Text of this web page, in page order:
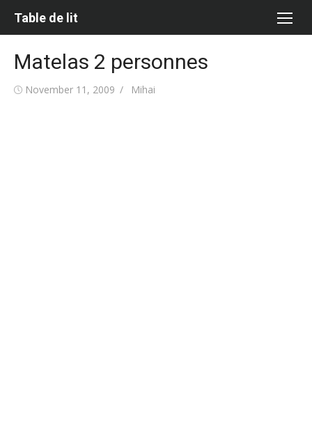
Table de lit
Matelas 2 personnes
Posted
November 11, 2009 Author
Mihai